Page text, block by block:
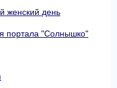
женский день
портала "Солнышко"